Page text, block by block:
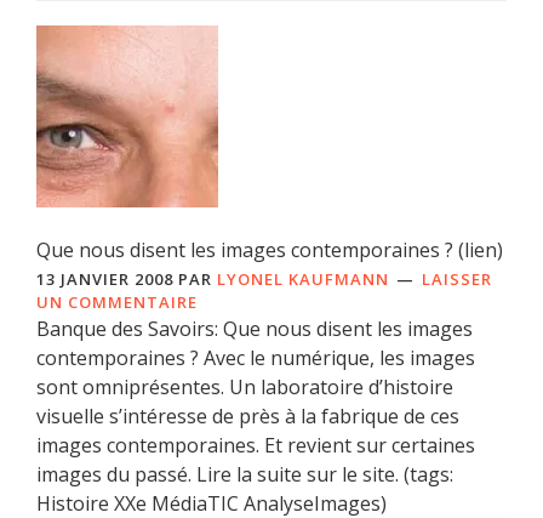
Que nous disent les images contemporaines ? (lien)
13 JANVIER 2008 PAR LYONEL KAUFMANN
LAISSER
UN COMMENTAIRE
Banque des Savoirs: Que nous disent les images
contemporaines ? Avec le numérique, les images
sont omniprésentes. Un laboratoire d’histoire
visuelle s’intéresse de près à la fabrique de ces
images contemporaines. Et revient sur certaines
images du passé. Lire la suite sur le site. (tags:
Histoire XXe MédiaTIC AnalyseImages)